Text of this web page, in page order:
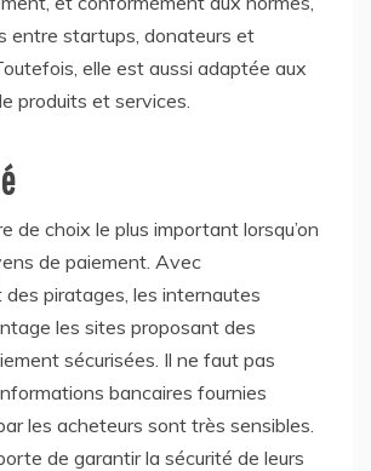
entre startups, donateurs et
elle est aussi adaptée aux
produits et services.
de choix le plus important lorsqu’on
de paiement. Avec
des piratages, les internautes
les sites proposant des
sécurisées. Il ne faut pas
bancaires fournies
les acheteurs sont très sensibles.
de garantir la sécurité de leurs